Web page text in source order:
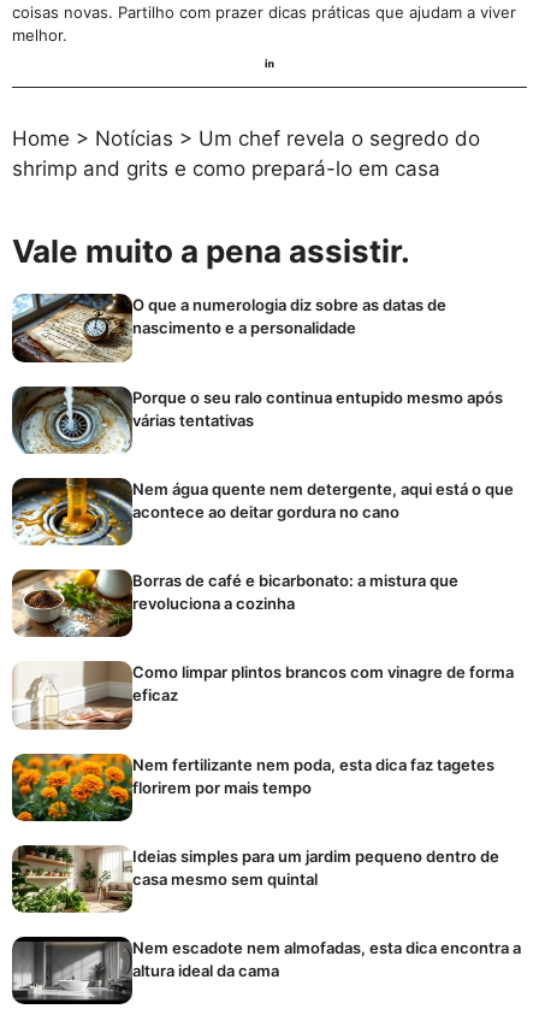
coisas novas. Partilho com prazer dicas práticas que ajudam a viver
melhor.
Home > Notícias > Um chef revela o segredo do
shrimp and grits e como prepará-lo em casa
Vale muito a pena assistir.
O que a numerologia diz sobre as datas de
nascimento e a personalidade
Porque o seu ralo continua entupido mesmo após
várias tentativas
Nem água quente nem detergente, aqui está o que
acontece ao deitar gordura no cano
Borras de café e bicarbonato: a mistura que
revoluciona a cozinha
Como limpar plintos brancos com vinagre de forma
eficaz
Nem fertilizante nem poda, esta dica faz tagetes
florirem por mais tempo
Ideias simples para um jardim pequeno dentro de
casa mesmo sem quintal
Nem escadote nem almofadas, esta dica encontra a
altura ideal da cama